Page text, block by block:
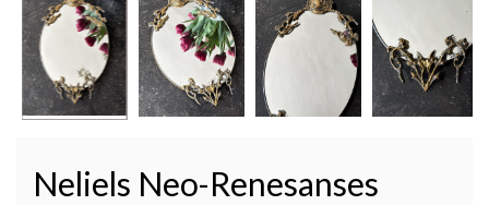
Neliels Neo-Renesanses